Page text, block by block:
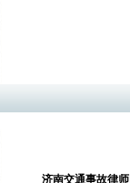
济南交通事故律师